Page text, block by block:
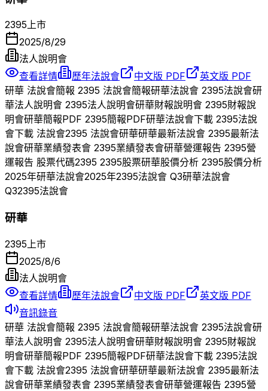
2395上市
2025/8/29
法人說明會
查看詳情
歷年法說會 中文版 PDF
英文版 PDF
研華 法說會簡報 2395 法說會簡報研華法說會 2395法說會研
華法人說明會 2395法人說明會研華財報說明會 2395財報說
明會研華簡報PDF 2395簡報PDF研華法說會下載 2395法說
會下載 法說會2395 法說會研華研華最新法說會 2395最新法
說會研華業績發表會 2395業績發表會研華營運報告 2395營
運報告 股票代碼2395 2395股票研華股價分析 2395股價分析
2025年研華法說會2025年2395法說會 Q3研華法說會
Q32395法說會
研華
2395 上市
2025/8/6
法人說明會
查看詳情
歷年法說會 中文版 PDF
英文版 PDF
音訊錄音
研華 法說會簡報 2395 法說會簡報研華法說會 2395法說會研
華法人說明會 2395法人說明會研華財報說明會 2395財報說
明會研華簡報PDF 2395簡報PDF研華法說會下載 2395法說
會下載 法說會2395 法說會研華研華最新法說會 2395最新法
說會研華業績發表會 2395業績發表會研華營運報告 2395營